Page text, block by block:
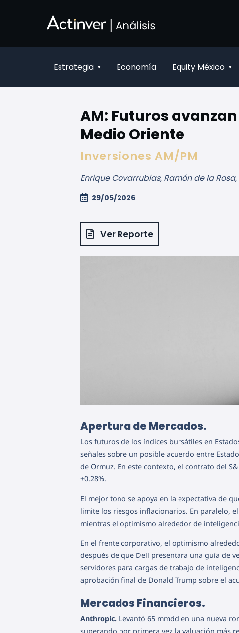
Estrategia ▾ Economía Equity México ▾
AM: Futuros
Medio Oriente
Inversiones AM/PM
Enrique Covarrubias, Ramón de la Rosa,
29/05/2026
Ver Reporte
Apertura de Mercados.
Los futuros de los índices bursátiles en
señales sobre un posible acuerdo entre
de Ormuz. En este contexto, el contrato del
+0.28%.
El mejor tono se apoya en la expectativa de
limite los riesgos inflacionarios. En paralelo,
mientras el optimismo alrededor de
En el frente corporativo, el optimismo
después de que Dell presentara una guía de
servidores para cargas de trabajo de
aprobación final de Donald Trump sobre el
Mercados Financieros.
Anthropic. Levantó 65 mmdd en una nueva
superando por primera vez la valuación más